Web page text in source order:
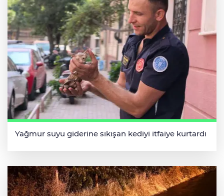
Yağmur suyu giderine sıkışan kediyi itfaiye kurtardı